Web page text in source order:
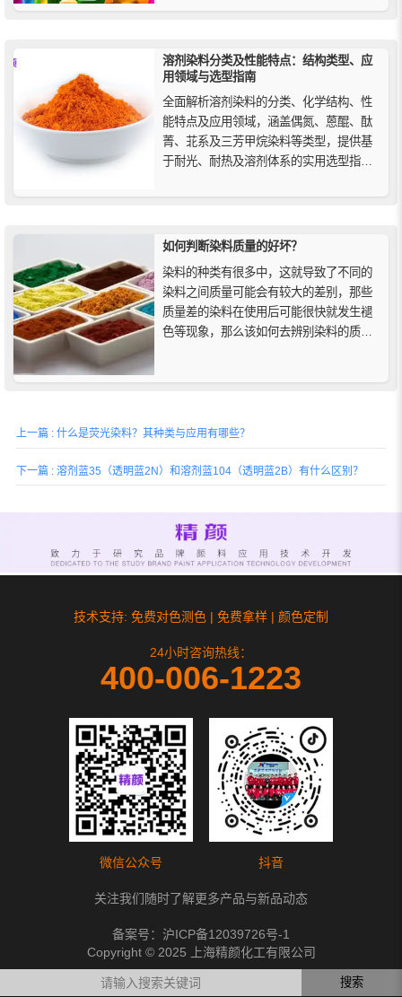
溶剂染料分类及性能特点：结构类型、应
用领域与选型指南
全面解析溶剂染料的分类、化学结构、性
能特点及应用领域，涵盖偶氮、蒽醌、酞
菁、苝系及三芳甲烷染料等类型，提供基
于耐光、耐热及溶剂体系的实用选型指
能工业材料的透明着色优化。
如何判断染料质量的好坏？
染料的种类有很多中，这就导致了不同的
染料之间质量可能会有较大的差别，那些
质量差的染料在使用后可能很快就发生褪
色等现象，那么该如何去辨别染料的质量
上一篇 : 什么是荧光染料？其种类与应用有哪些？
下一篇 : 溶剂蓝35（透明蓝2N）和溶剂蓝104（透明蓝2B）有什么区别？
技术支持: 免费对色测色 | 免费拿样 | 颜色定制
24小时咨询热线：
400-006-1223
微信公众号 抖音
关注我们随时了解更多产品与新品动态
备案号： 沪ICP备12039726号-1
Copyright © 2025 上海精颜化工有限公司
搜索